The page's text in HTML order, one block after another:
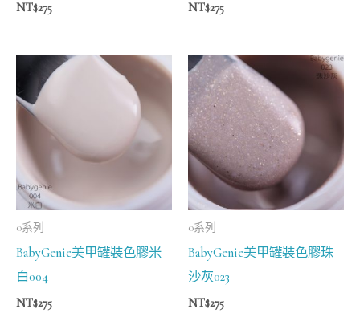
NT$275 NT$275
0系列
BabyGenie美甲罐裝色膠米
白004
NT$275
0系列
BabyGenie美甲罐裝色膠珠
沙灰023
NT$275